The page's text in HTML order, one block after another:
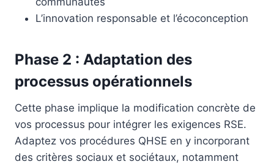
L’innovation responsable et l’écoconception
Phase 2 : Adaptation des
processus opérationnels
Cette phase implique la modification concrète de
vos processus pour intégrer les exigences RSE.
Adaptez vos procédures QHSE en y incorporant
des critères sociaux et sociétaux, notamment